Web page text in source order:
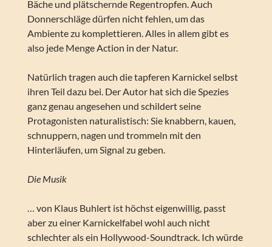
Bäche und plätschernde Regentropfen. Auch
Donnerschläge dürfen nicht fehlen, um das
Ambiente zu komplettieren. Alles in allem gibt es
also jede Menge Action in der Natur.
Natürlich tragen auch die tapferen Karnickel selbst
ihren Teil dazu bei. Der Autor hat sich die Spezies
ganz genau angesehen und schildert seine
Protagonisten naturalistisch: Sie knabbern, kauen,
schnuppern, nagen und trommeln mit den
Hinterläufen, um Signal zu geben.
Die Musik
… von Klaus Buhlert ist höchst eigenwillig, passt
aber zu einer Karnickelfabel wohl auch nicht
schlechter als ein Hollywood-Soundtrack. Ich würde